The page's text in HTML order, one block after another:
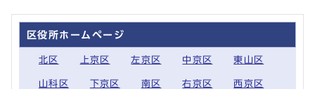
区役所ホームページ
北区 上京区 左京区 中京区 東山区
山科区 下京区 南区 右京区 西京区